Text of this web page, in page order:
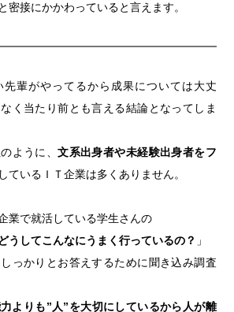
密接にかかわっていると言えます。
先輩がやってるから成果については大丈
く当たり前とも言える結論となってしま
ように、文系出身者や未経験出身者をフ
しているＩＴ企業は多くありません。
業で就活している学生さんの
うしてこんなにうまく行っているの？ 」
っかりとお答えするために聞き込み調査
よりも”人”を大切にしているから人が離